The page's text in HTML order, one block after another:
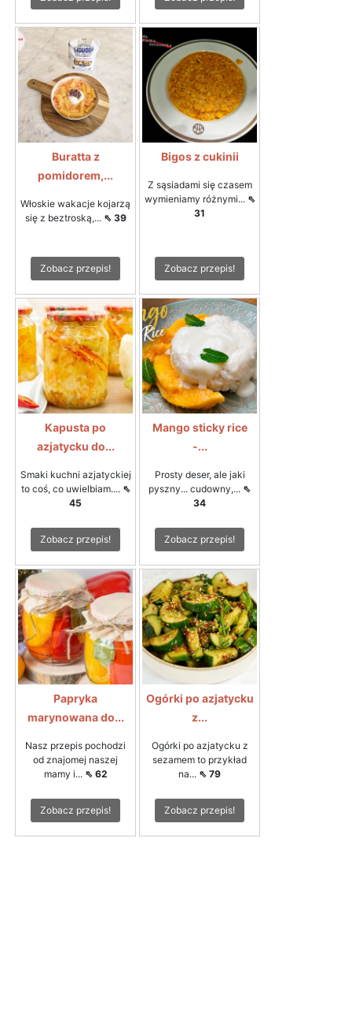
Buratta z
pomidorem,...
Włoskie wakacje kojarzą
się z beztroską,... ⇖ 39
Zobacz przepis!
Bigos z cukinii
Z sąsiadami się czasem
wymieniamy różnymi... ⇖
31
Zobacz przepis!
Kapusta po
azjatycku do...
Smaki kuchni azjatyckiej
to coś, co uwielbiam.... ⇖
45
Zobacz przepis!
Mango sticky rice
-...
Prosty deser, ale jaki
pyszny... cudowny,... ⇖
34
Zobacz przepis!
Papryka
marynowana do...
Nasz przepis pochodzi
od znajomej naszej
mamy i... ⇖ 62
Zobacz przepis!
Ogórki po azjatycku
z...
Ogórki po azjatycku z
sezamem to przykład
na... ⇖ 79
Zobacz przepis!